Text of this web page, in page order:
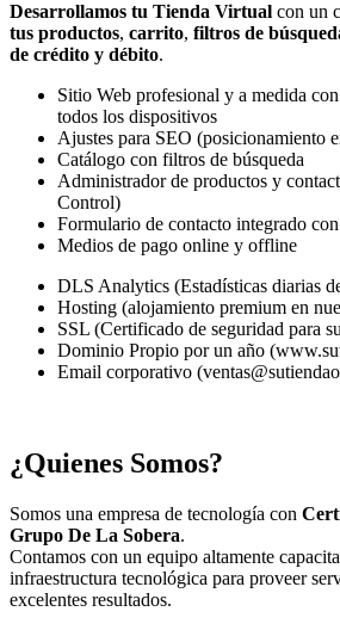
Desarrollamos tu Tienda Virtual con un
tus productos, carrito, filtros de
de crédito y débito.
Sitio Web profesional y a medida
todos los dispositivos
Ajustes para SEO (posicionamiento
Catálogo con filtros de búsqueda
Administrador de productos y
Control)
Formulario de contacto integrado
Medios de pago online y offline
DLS Analytics (Estadísticas diarias
Hosting (alojamiento premium en
SSL (Certificado de seguridad para
Dominio Propio por un año
Email corporativo
¿Quienes Somos?
Somos una empresa de tecnología con
Grupo De La Sobera.
Contamos con un equipo altamente
infraestructura tecnológica para proveer
excelentes resultados.